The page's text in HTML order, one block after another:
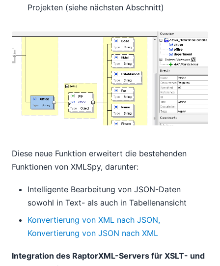
Projekten (siehe nächsten Abschnitt)
Diese neue Funktion erweitert die bestehenden
Funktionen von XMLSpy, darunter:
Intelligente Bearbeitung von JSON-Daten
sowohl in Text- als auch in Tabellenansicht
Konvertierung von XML nach JSON,
Konvertierung von JSON nach XML
Integration des RaptorXML-Servers für XSLT- und